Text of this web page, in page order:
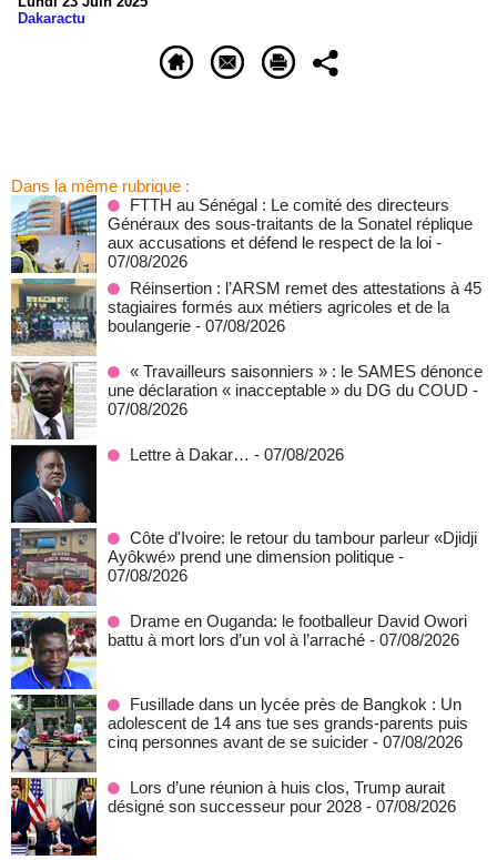
Dakaractu
Dans la même rubrique :
FTTH au Sénégal : Le comité des directeurs
Généraux des sous-traitants de la Sonatel réplique
aux accusations et défend le respect de la loi -
07/08/2026
Réinsertion : l’ARSM remet des attestations à 45
stagiaires formés aux métiers agricoles et de la
boulangerie - 07/08/2026
« Travailleurs saisonniers » : le SAMES dénonce
une déclaration « inacceptable » du DG du COUD -
07/08/2026
Lettre à Dakar… - 07/08/2026
Côte d'Ivoire: le retour du tambour parleur «Djidji
Ayôkwé» prend une dimension politique -
07/08/2026
Drame en Ouganda: le footballeur David Owori
battu à mort lors d’un vol à l’arraché - 07/08/2026
Fusillade dans un lycée près de Bangkok : Un
adolescent de 14 ans tue ses grands-parents puis
cinq personnes avant de se suicider - 07/08/2026
Lors d’une réunion à huis clos, Trump aurait
désigné son successeur pour 2028 - 07/08/2026